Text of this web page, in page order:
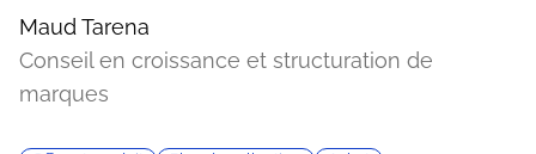
Maud Tarena
Conseil en croissance et structuration de
marques